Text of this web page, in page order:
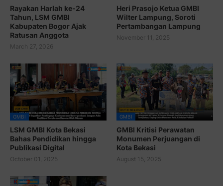
Rayakan Harlah ke-24
Tahun, LSM GMBI
Kabupaten Bogor Ajak
Ratusan Anggota
March 27, 2026
Heri Prasojo Ketua GMBI
Wilter Lampung, Soroti
Pertambangan Lampung
November 11, 2025
GMBI
LSM GMBI Kota Bekasi
Bahas Pendidikan hingga
Publikasi Digital
October 01, 2025
GMBI
GMBI Kritisi Perawatan
Monumen Perjuangan di
Kota Bekasi
August 15, 2025